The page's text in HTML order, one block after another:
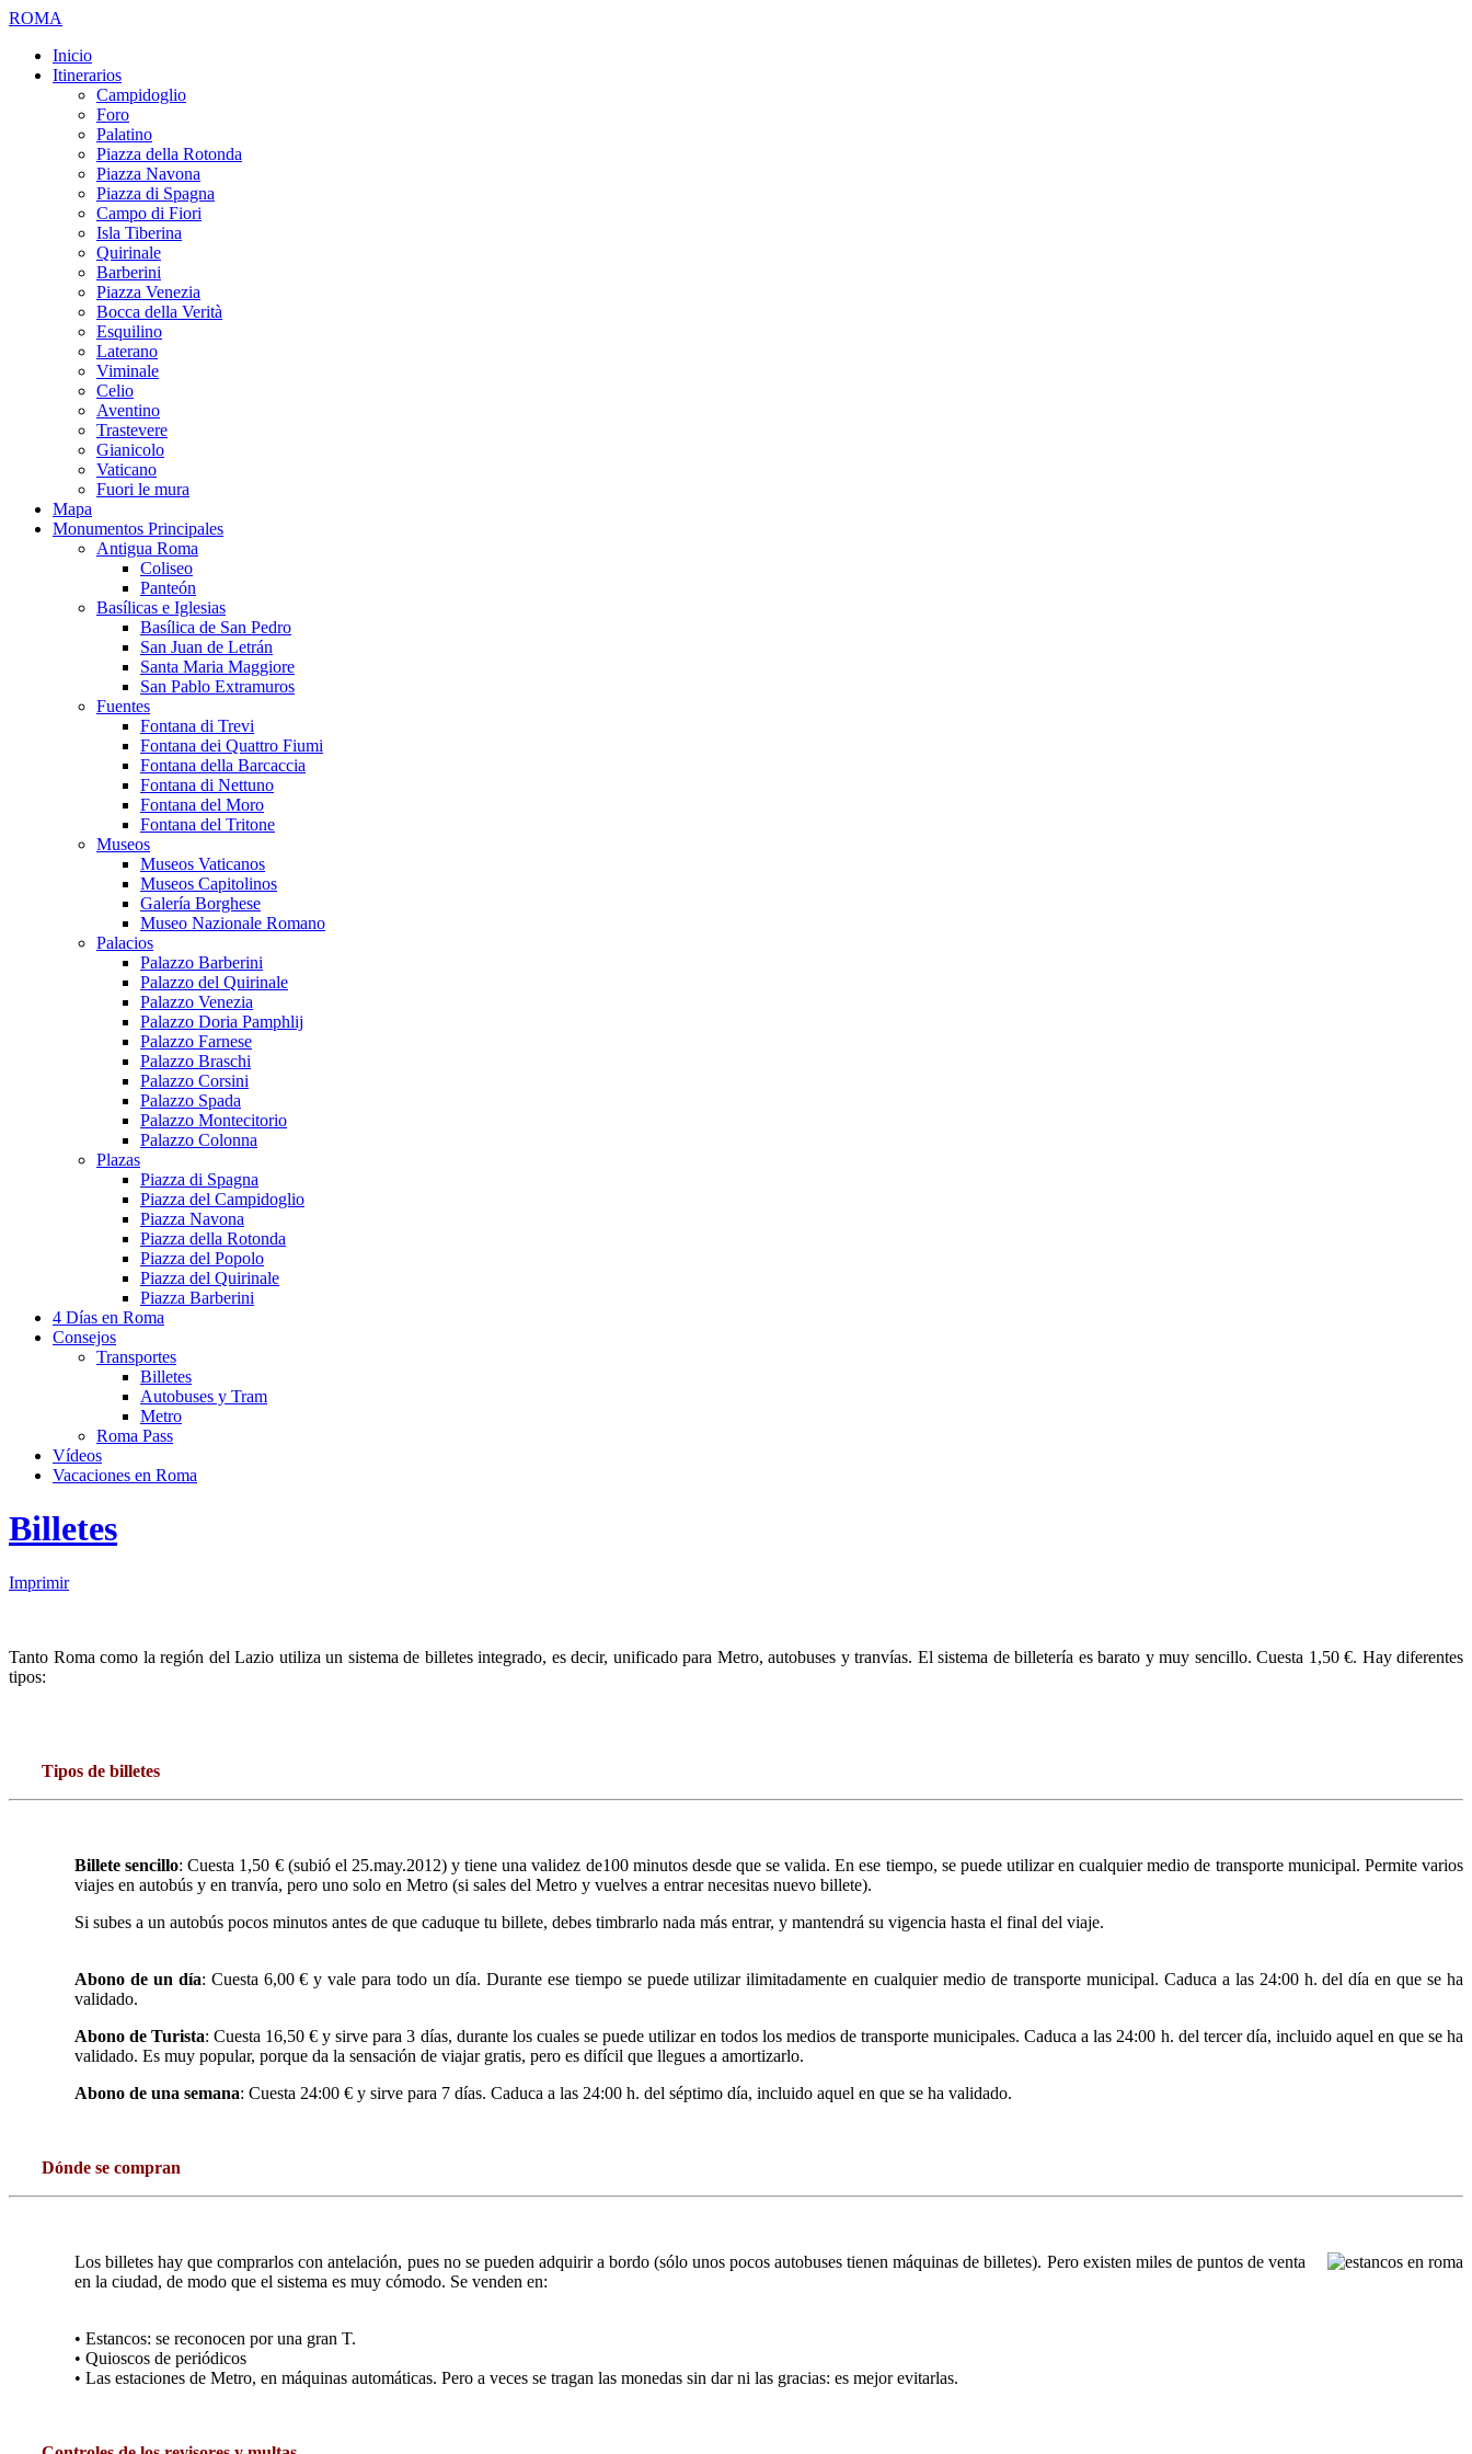
ROMA
Inicio
Itinerarios
Campidoglio
Foro
Palatino
Piazza della Rotonda
Piazza Navona
Piazza di Spagna
Campo di Fiori
Isla Tiberina
Quirinale
Barberini
Piazza Venezia
Bocca della Verità
Esquilino
Laterano
Viminale
Celio
Aventino
Trastevere
Gianicolo
Vaticano
Fuori le mura
Mapa
Monumentos Principales
Antigua Roma
Coliseo
Panteón
Basílicas e Iglesias
Basílica de San Pedro
San Juan de Letrán
Santa Maria Maggiore
San Pablo Extramuros
Fuentes
Fontana di Trevi
Fontana dei Quattro Fiumi
Fontana della Barcaccia
Fontana di Nettuno
Fontana del Moro
Fontana del Tritone
Museos
Museos Vaticanos
Museos Capitolinos
Galería Borghese
Museo Nazionale Romano
Palacios
Palazzo Barberini
Palazzo del Quirinale
Palazzo Venezia
Palazzo Doria Pamphlij
Palazzo Farnese
Palazzo Braschi
Palazzo Corsini
Palazzo Spada
Palazzo Montecitorio
Palazzo Colonna
Plazas
Piazza di Spagna
Piazza del Campidoglio
Piazza Navona
Piazza della Rotonda
Piazza del Popolo
Piazza del Quirinale
Piazza Barberini
4 Días en Roma
Consejos
Transportes
Billetes
Autobuses y Tram
Metro
Roma Pass
Vídeos
Vacaciones en Roma
Billetes
Imprimir
Tanto Roma como la región del Lazio utiliza un sistema de billetes integrado, es decir, unificado para Metro, autobuses y tranvías. El sistema de billetería es barato y muy sencillo. Cuesta 1,50 €. Hay diferentes
tipos:
Tipos de billetes
Billete sencillo: Cuesta 1,50 € (subió el 25.may.2012) y tiene una validez de100 minutos desde que se valida. En ese tiempo, se puede utilizar en cualquier medio de transporte municipal. Permite varios
viajes en autobús y en tranvía, pero uno solo en Metro (si sales del Metro y vuelves a entrar necesitas nuevo billete).
Si subes a un autobús pocos minutos antes de que caduque tu billete, debes timbrarlo nada más entrar, y mantendrá su vigencia hasta el final del viaje.
Abono de un día: Cuesta 6,00 € y vale para todo un día. Durante ese tiempo se puede utilizar ilimitadamente en cualquier medio de transporte municipal. Caduca a las 24:00 h. del día en que se ha
validado.
Abono de Turista: Cuesta 16,50 € y sirve para 3 días, durante los cuales se puede utilizar en todos los medios de transporte municipales. Caduca a las 24:00 h. del tercer día, incluido aquel en que se ha
validado. Es muy popular, porque da la sensación de viajar gratis, pero es difícil que llegues a amortizarlo.
Abono de una semana: Cuesta 24:00 € y sirve para 7 días. Caduca a las 24:00 h. del séptimo día, incluido aquel en que se ha validado.
Dónde se compran
Los billetes hay que comprarlos con antelación, pues no se pueden adquirir a bordo (sólo unos pocos autobuses tienen máquinas de billetes). Pero existen miles de puntos de venta
en la ciudad, de modo que el sistema es muy cómodo. Se venden en:
• Estancos: se reconocen por una gran T.
• Quioscos de periódicos
• Las estaciones de Metro, en máquinas automáticas. Pero a veces se tragan las monedas sin dar ni las gracias: es mejor evitarlas.